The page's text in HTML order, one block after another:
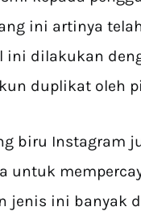
ini artinya
ini dilakukan
duplikat oleh
biru Instagram
untuk
jenis ini banyak